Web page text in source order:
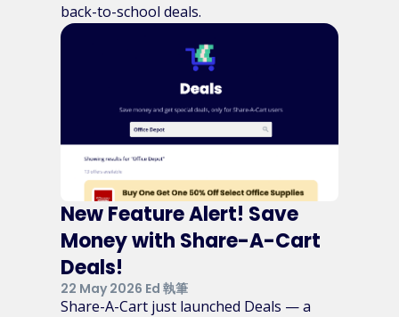
back-to-school deals.
New Feature Alert! Save
Money with Share-A-Cart
Deals!
22 May 2026 Ed 執筆
Share-A-Cart just launched Deals — a